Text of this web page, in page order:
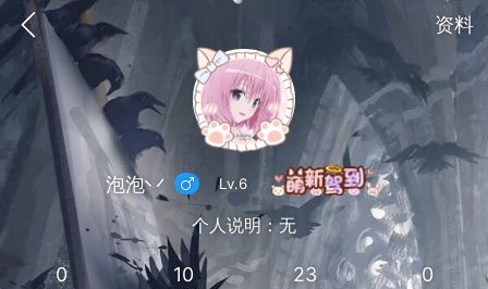
资料
泡泡丷 Lv.6
个人说明：无
0
10
23
0